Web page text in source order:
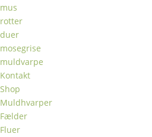
mus
rotter
duer
mosegrise
muldvarpe
Kontakt
Shop
Muldhvarper
Fælder
Fluer